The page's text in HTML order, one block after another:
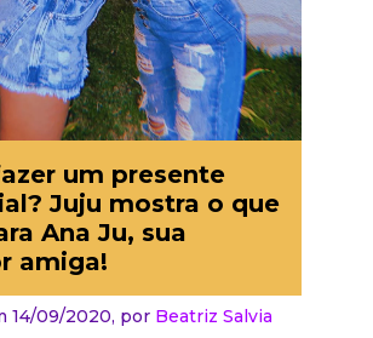
um presente
Juju mostra o que
Ana Ju, sua
amiga!
14/09/2020, por Beatriz Salvia